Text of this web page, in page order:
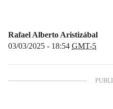
Rafael Alberto Aristizábal
03/03/2025 - 18:54 GMT-5